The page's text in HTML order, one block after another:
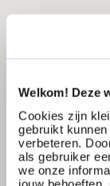
Welkom! Deze
Cookies zijn
gebruikt
verbeteren.
als gebruiker
we onze